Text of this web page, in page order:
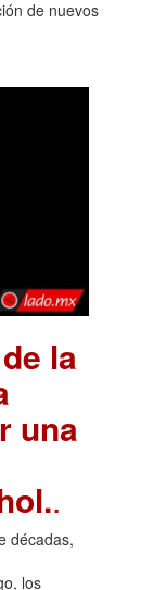
de nuevos
la
una
.
décadas,
los